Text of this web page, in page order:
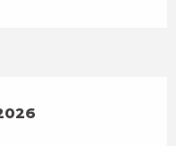
30 November 2026